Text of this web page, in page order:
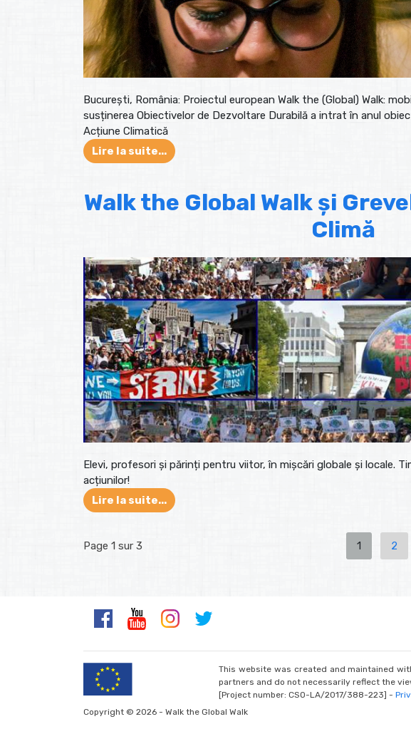
București, România: Proiectul european Walk the (Global) Walk:
susținerea Obiectivelor de Dezvoltare Durabilă a intrat în anul
Acțiune Climatică
Lire la suite...
Walk the Global Walk și
Climă
Elevi, profesori și părinți pentru viitor, în mișcări globale și locale.
acțiunilor!
Lire la suite...
Page 1 sur 3 1 2
This website was created and maintained
partners and do not necessarily reflect the
[Project number: CSO-LA/2017/388-223] -
Copyright © 2026 - Walk the Global Walk